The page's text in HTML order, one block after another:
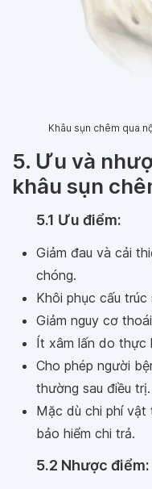
Khâu sụn chêm qua
5. Ưu và
khâu sụn
5.1 Ưu điểm:
Giảm đau và cải
chóng.
Khôi phục cấu
Giảm nguy cơ
Ít xâm lấn do thực
Cho phép người
thường sau điều trị.
Mặc dù chi phí
bảo hiểm chi trả.
5.2 Nhược điểm: